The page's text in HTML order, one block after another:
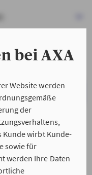
bei AXA
Website werden
der
wirbt Kunde-
sowie für
werden Ihre Daten